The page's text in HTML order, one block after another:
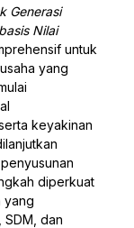
Generasi
Nilai
untuk
yang
keyakinan
diperkuat
yang
dan